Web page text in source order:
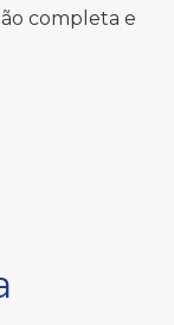
completa e